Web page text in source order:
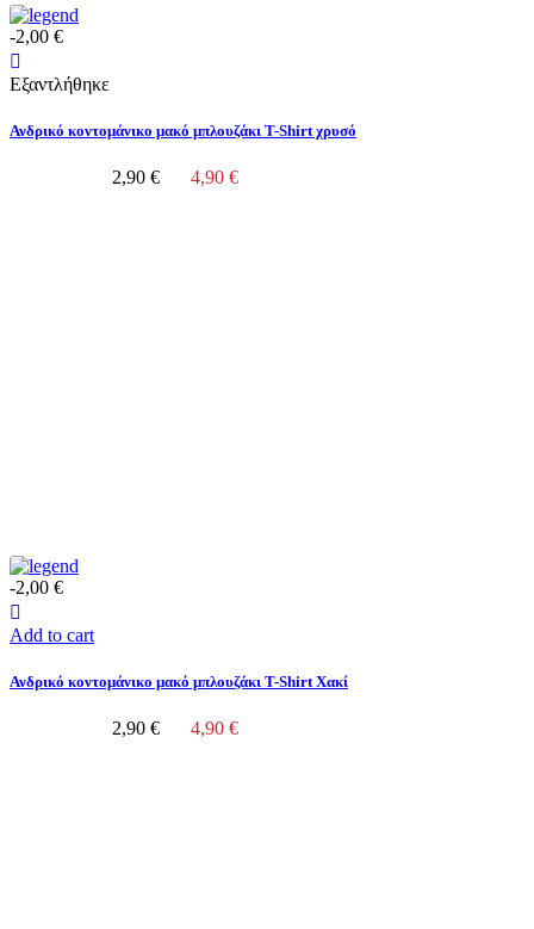
-2,00 €
Εξαντλήθηκε
Ανδρικό κοντομάνικο μακό μπλουζάκι T-Shirt χρυσό
2,90 € 4,90 €
-2,00 €
Add to cart
Ανδρικό κοντομάνικο μακό μπλουζάκι T-Shirt Χακί
2,90 € 4,90 €